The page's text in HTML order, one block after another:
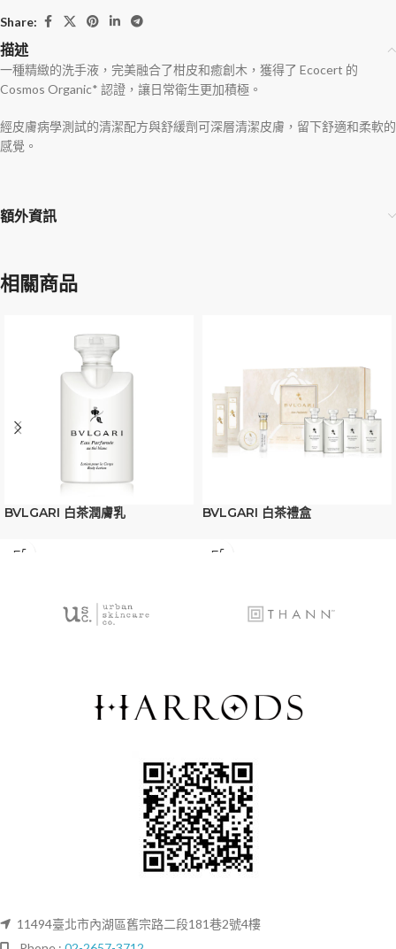
Share:
描述
一種精緻的洗手液，完美融合了柑皮和癒創木，獲得了 Ecocert 的
Cosmos Organic* 認證，讓日常衛生更加積極。
經皮膚病學測試的清潔配方與舒緩劑可深層清潔皮膚，留下舒適和柔軟的
感覺。
額外資訊
相關商品
BVLGARI 白茶潤膚乳 BVLGARI 白茶禮盒
11494臺北市內湖區舊宗路二段181巷2號4樓